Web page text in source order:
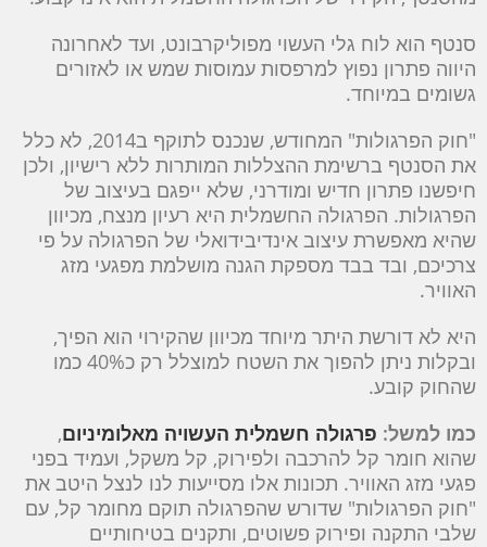
סנטף הוא לוח גלי העשוי מפוליקרבונט, ועד לאחרונה
היווה פתרון נפוץ למרפסות עמוסות שמש או לאזורים
גשומים במיוחד.
"חוק הפרגולות" המחודש, שנכנס לתוקף ב2014, לא כלל
את הסנטף ברשימת ההצללות המותרות ללא רישיון, ולכן
חיפשנו פתרון חדיש ומודרני, שלא ייפגם בעיצוב של
הפרגולות. הפרגולה החשמלית היא רעיון מנצח, מכיוון
שהיא מאפשרת עיצוב אינדיבידואלי של הפרגולה על פי
צרכיכם, ובד בבד מספקת הגנה מושלמת מפגעי מזג
האוויר.
היא לא דורשת היתר מיוחד מכיוון שהקירוי הוא הפיך,
ובקלות ניתן להפוך את השטח למוצלל רק כ40% כמו
שהחוק קובע.
כמו למשל: פרגולה חשמלית העשויה מאלומיניום,
שהוא חומר קל להרכבה ולפירוק, קל משקל, ועמיד בפני
פגעי מזג האוויר. תכונות אלו מסייעות לנו לנצל היטב את
"חוק הפרגולות" שדורש שהפרגולה תוקם מחומר קל, עם
שלבי התקנה ופירוק פשוטים, ותקנים בטיחותיים